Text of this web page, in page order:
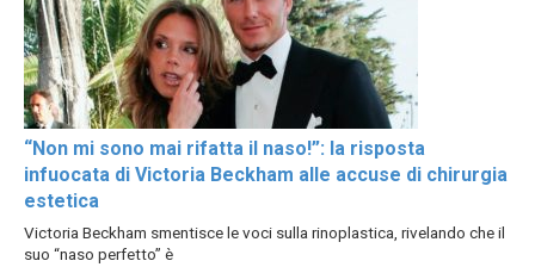
“Non mi sono mai rifatta il naso!”: la risposta
infuocata di Victoria Beckham alle accuse di chirurgia
estetica
Victoria Beckham smentisce le voci sulla rinoplastica, rivelando che il
suo “naso perfetto” è